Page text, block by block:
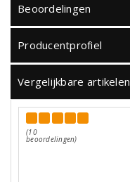
Beoordelingen
Producentprofiel
Vergelijkbare artikelen
(10
beoordelingen)